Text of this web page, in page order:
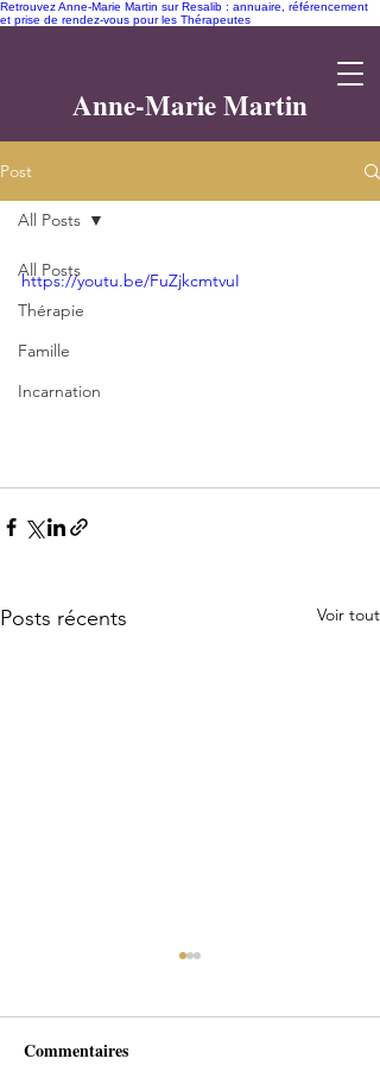
Retrouvez Anne-Marie Martin sur Resalib : annuaire, référencement
et prise de rendez-vous pour les Thérapeutes
Anne-Marie Martin
Post
All Posts
Thérapie
Famille
Incarnation
All Posts
https://youtu.be/FuZjkcmtvuI
Posts récents Voir tout
Commentaires